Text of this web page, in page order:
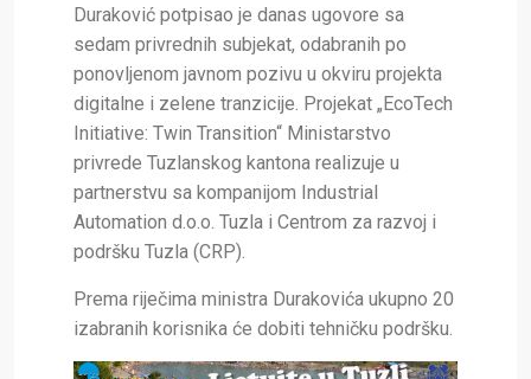
Duraković potpisao je danas ugovore sa
sedam privrednih subjekat, odabranih po
ponovljenom javnom pozivu u okviru projekta
digitalne i zelene tranzicije. Projekat „EcoTech
Initiative: Twin Transition“ Ministarstvo
privrede Tuzlanskog kantona realizuje u
partnerstvu sa kompanijom Industrial
Automation d.o.o. Tuzla i Centrom za razvoj i
podršku Tuzla (CRP).
Prema riječima ministra Durakovića ukupno 20
izabranih korisnika će dobiti tehničku podršku.